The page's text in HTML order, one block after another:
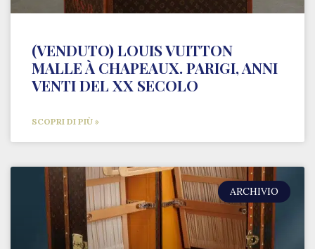
(VENDUTO) LOUIS VUITTON
MALLE À CHAPEAUX. PARIGI, ANNI
VENTI DEL XX SECOLO
SCOPRI DI PIÙ »
ARCHIVIO